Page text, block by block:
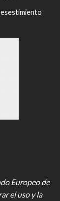
Europeo de
el uso y la